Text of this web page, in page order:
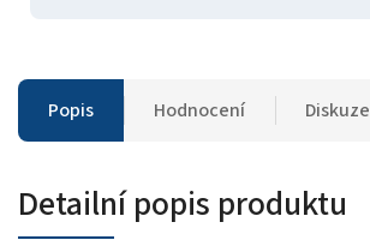
Popis Hodnocení Diskuze
Detailní popis produktu